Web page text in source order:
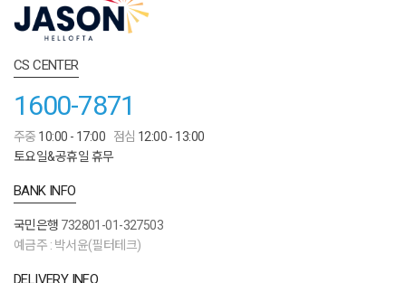
CS CENTER
1600-7871
주중 10:00 - 17:00 점심 12:00 - 13:00
토요일&공휴일 휴무
BANK INFO
국민은행 732801-01-327503
예금주 : 박서윤(필터테크)
DELIVERY INFO